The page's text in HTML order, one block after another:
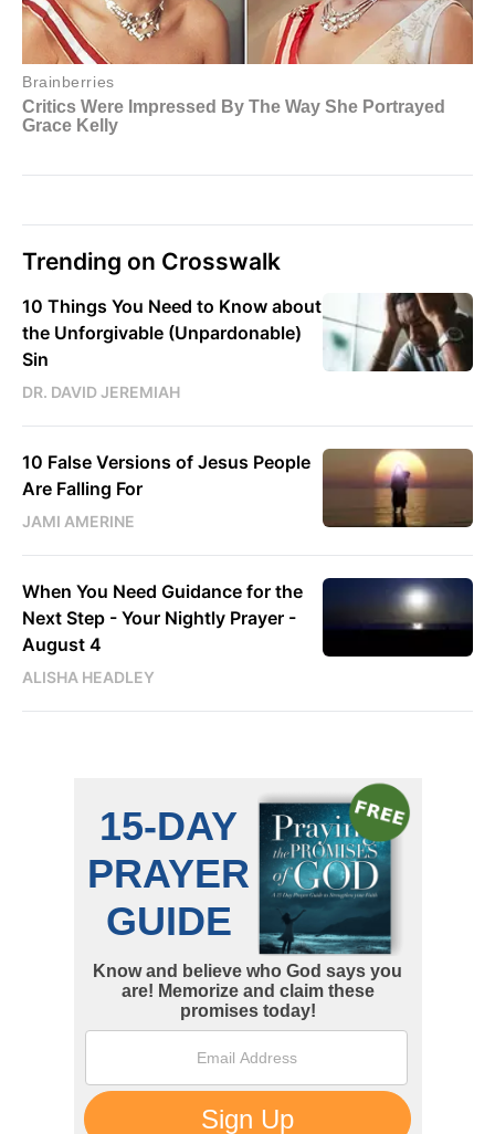
Trending on Crosswalk
10 Things You Need to Know about
the Unforgivable (Unpardonable)
Sin
DR. DAVID JEREMIAH
10 False Versions of Jesus People
Are Falling For
JAMI AMERINE
When You Need Guidance for the
Next Step - Your Nightly Prayer -
August 4
ALISHA HEADLEY